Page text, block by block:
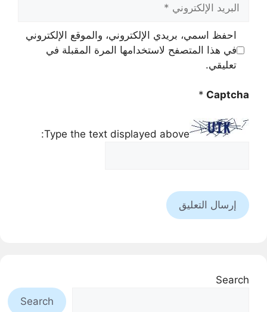
الإلكتروني
احفظ اسمي، بريدي الإلكتروني، والموقع الإلكتروني
في هذا المتصفح لاستخدامها المرة المقبلة في
تعليقي.
Captcha
*
Type the text displayed above:
Search
Search